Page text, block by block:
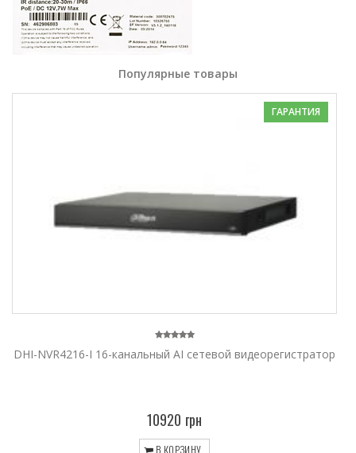
Популярные товары
ГАРАНТИЯ
DHI-NVR4216-I 16-канальный AI сетевой видеорегистратор
10920 грн
В КОРЗИНУ